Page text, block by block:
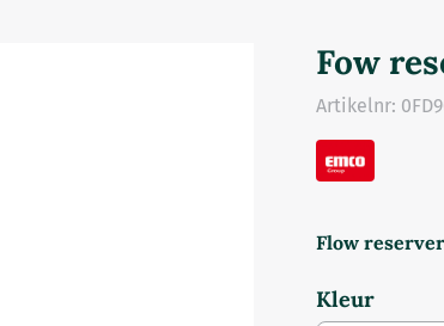
Fow
Artikelnr:
Flow
Kleur